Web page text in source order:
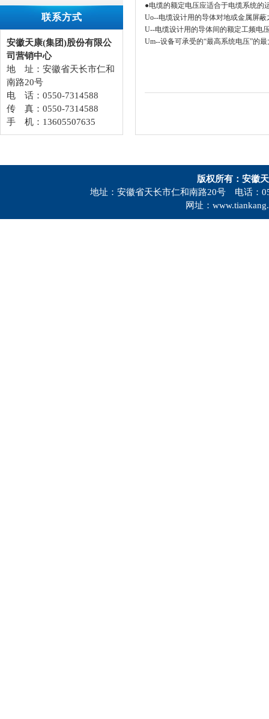
联系方式
安徽天康(集团)股份有限公
司营销中心
地 址：安徽省天长市仁和
南路20号
电 话：0550-7314588
传 真：0550-7314588
手 机：13605507635
●电缆的额定电压应适合于电缆系统的
Uo--电缆设计用的导体对地或金属屏
U--电缆设计用的导体间的额定工频电
Um--设备可承受的“最高系统电压”的
版权所有：安徽
地址：安徽省天长市仁和南路20号 电话：
网址：